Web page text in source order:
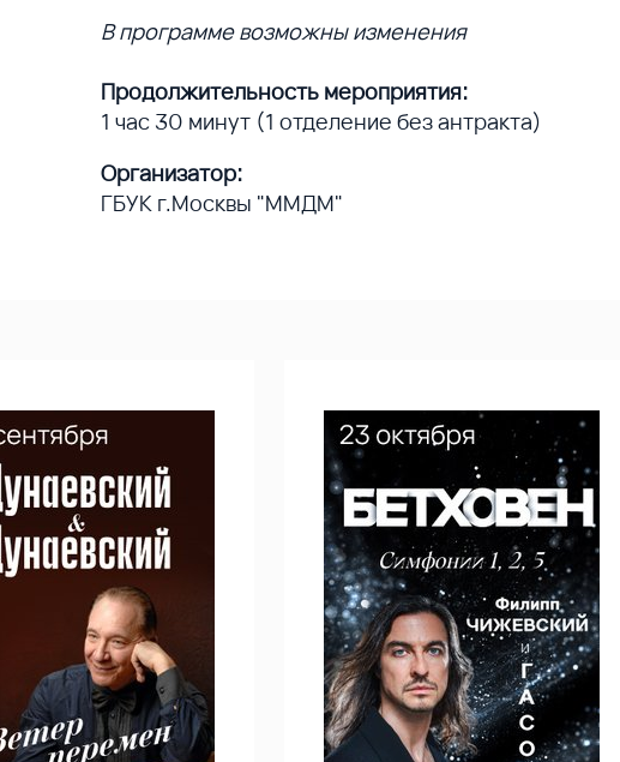
В программе возможны изменения
Продолжительность мероприятия:
1 час 30 минут (1 отделение без антракта)
Организатор:
ГБУК г.Москвы "ММДМ"